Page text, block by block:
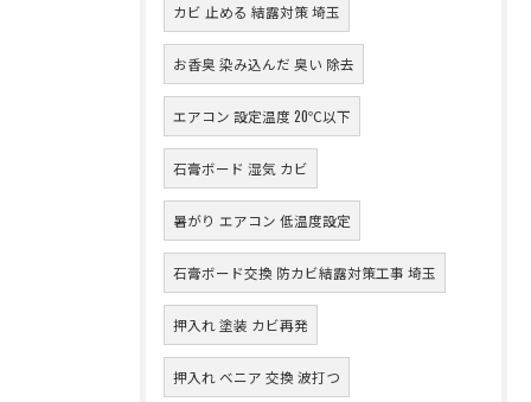
カビ 止める 結露対策 埼玉
お香臭 染み込んだ 臭い 除去
エアコン 設定温度 20℃以下
石膏ボード 湿気 カビ
暑がり エアコン 低温度設定
石膏ボード交換 防カビ結露対策工事 埼玉
押入れ 塗装 カビ再発
押入れ ベニア 交換 波打つ